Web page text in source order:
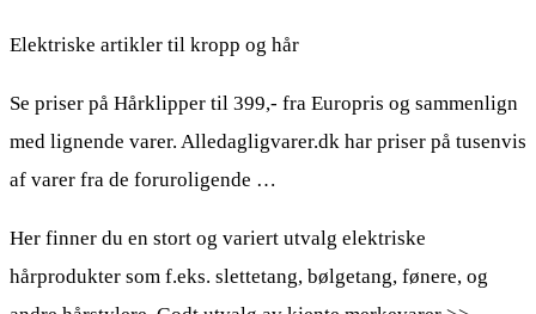
Elektriske artikler til kropp og hår
Se priser på Hårklipper til 399,- fra Europris og sammenlign
med lignende varer. Alledagligvarer.dk har priser på tusenvis
af varer fra de foruroligende …
Her finner du en stort og variert utvalg elektriske
hårprodukter som f.eks. slettetang, bølgetang, fønere, og